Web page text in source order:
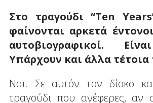
Στο τραγούδι “Ten
φαίνονται αρκετά
αυτοβιογραφικοί.
Υπάρχουν και άλλα τέτοια
Ναι. Σε αυτόν τον δίσκο
τραγούδι που ανέφερες, αν